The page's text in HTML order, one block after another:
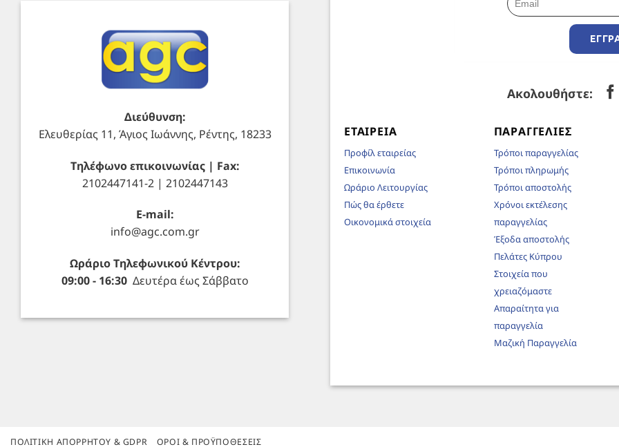
Διεύθυνση:
Ελευθερίας 11, Άγιος Ιωάννης, Ρέντης, 18233
Τηλέφωνο επικοινωνίας | Fax:
2102447141-2 | 2102447143
E-mail:
info@agc.com.gr
Ωράριο Τηλεφωνικού Κέντρου:
09:00 - 16:30Δευτέρα έως Σάββατο
Ακολουθήστε:
ΕΤΑΙΡΕΊΑ
Προφίλ εταιρείας
Επικοινωνία
Ωράριο Λειτουργίας
Πώς θα έρθετε
Οικονομικά στοιχεία
ΠΑΡΑΓΓΕΛΊΕΣ
Τρόποι παραγγελίας
Τρόποι πληρωμής
Τρόποι αποστολής
Χρόνοι εκτέλεσης
παραγγελίας
Έξοδα αποστολής
Πελάτες Κύπρου
Στοιχεία που
χρειαζόμαστε
Απαραίτητα για
παραγγελία
Μαζική Παραγγελία
ΠΟΛΙΤΙΚΉ ΑΠΟΡΡΉΤΟΥ & GDPR ΌΡΟΙ & ΠΡΟΫΠΟΘΈΣΕΙΣ